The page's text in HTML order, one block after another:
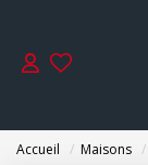
Accueil Maisons